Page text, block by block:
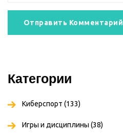
Отправить Комментарий
Категории
Киберспорт (133)
Игры и дисциплины (38)